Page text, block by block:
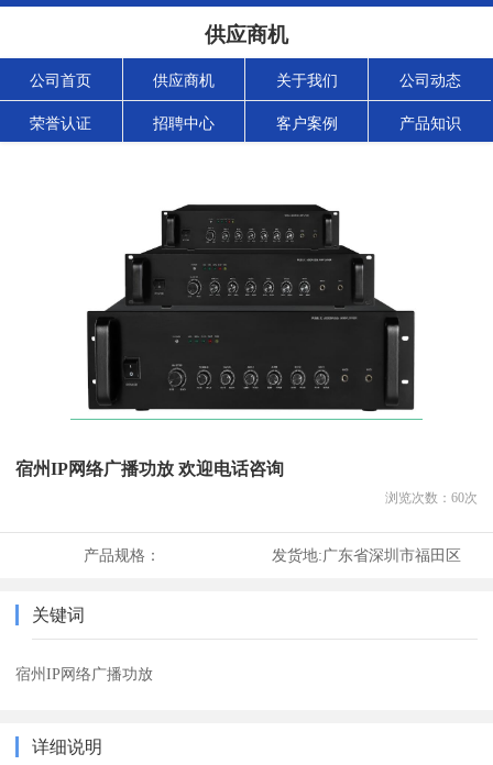
供应商机
公司首页 供应商机 关于我们 公司动态
荣誉认证 招聘中心 客户案例 产品知识
宿州IP网络广播功放 欢迎电话咨询
浏览次数： 60次
产品规格： 发货地:广东省深圳市福田区
关键词
宿州IP网络广播功放
详细说明